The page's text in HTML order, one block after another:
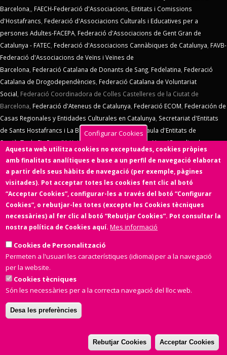
Barcelona,, FAECH-Federació d'Associacions, Entitats i Comissions
d'Hostafrancs, Federació d'Associacions Culturals i Educatives per a
persones Adultes-FACEPA, Federació d'Associacions de Gent Gran de
Catalunya - FATEC, Federació d'Associacions Cannàbiques de Catalunya, FAVB-
Federació d'Associacions de Veïns i Veïnes de
Barcelona, Federació Catalana de Donants de Sang, Fedelatina, Federació
Catalana de Drogodependències, Federació Catalana de Voluntariat
Social, Federació Coordinadora de Colles Castelleres de la Ciutat de
Barcelona, Federació d'Ateneus de Catalunya, Federació ECOM, Federación de
Casas Regionales y Entidades Culturales en Catalunya, Secretariat d'Entitats
de Sants Hostafrancs i La Bordeta,SOS Racisme, Taula d'Entitats de
Sarrià,Taula Eix Pere IV,Unió d'Entitats de La Marina,Vern (Coordinadora
d'Entitats de La Verneda)
Xarxa d'Economia Solidària
Consell d'Associacions de Barcelona manté un conveni de col·laboració amb
Ens de l'Asociacionisme Cultural - ENS
Coordinadora Catalana de
Fundacions. El Consell d'Associacions de Barcelona és membre deXarxa
d'Economia Solidària,FETS – Finançament Ètic i Solidari,Associació
SinergiaTIC,Coop57i deFiare
Aquesta web ha estat desenvolupada per una entitat de l'Economia
Social i Solidària,
ànim de lucre.
Configurar Cookies
Aquesta web utilitza cookies no exceptuades, cookies pròpies
amb finalitats analítiques e base a un perfil de navegació elaborat
a partir dels seus hàbits de navegació (per exemple, pàgines
visitades). Pot acceptar totes les cookies fent clic al botó
“Acceptar Cookies”, configurar-les a través del botó “Configurar
Cookies”, o rebutjar-les totes (excepte les Cookies tècniques
necessàries) al fer clic al botó “Rebutjar Cookies”. Pot consultar la
nostra política de Cookies aquí. Mes informació
Cookies de Personalització
Permeten a l'usuari les característiques (idioma) per a la navegació
per la website.
Cookies tècniques
Són les necessàries per a la correcta navegació del lloc web.
Desa les preferències
Rebutjar Cookies Acceptar Cookies